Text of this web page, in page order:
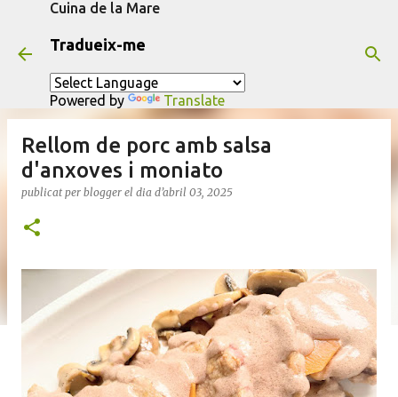
Cuina de la Mare
Tradueix-me
Powered by Translate
Rellom de porc amb salsa
d'anxoves i moniato
publicat per blogger el dia d’abril 03, 2025